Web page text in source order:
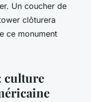
Un coucher de
clôturera
ce monument
culture